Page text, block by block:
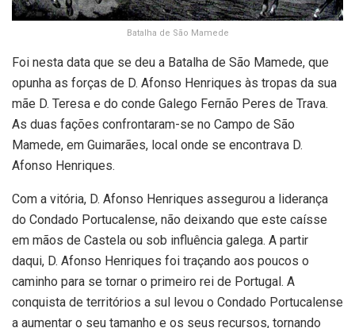
Batalha de São Mamede
Foi nesta data que se deu a Batalha de São Mamede, que
opunha as forças de D. Afonso Henriques às tropas da sua
mãe D. Teresa e do conde Galego Fernão Peres de Trava.
As duas fações confrontaram-se no Campo de São
Mamede, em Guimarães, local onde se encontrava D.
Afonso Henriques.
Com a vitória, D. Afonso Henriques assegurou a liderança
do Condado Portucalense, não deixando que este caísse
em mãos de Castela ou sob influência galega. A partir
daqui, D. Afonso Henriques foi traçando aos poucos o
caminho para se tornar o primeiro rei de Portugal. A
conquista de territórios a sul levou o Condado Portucalense
a aumentar o seu tamanho e os seus recursos, tornando